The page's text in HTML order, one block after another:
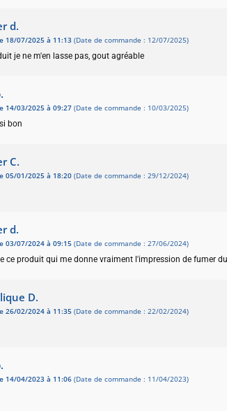
d.
18/07/2025 à 11:13 (Date de commande : 12/07/2025)
je ne m'en lasse pas, gout agréable
14/03/2025 à 09:27 (Date de commande : 10/03/2025)
bon
C.
05/01/2025 à 18:20 (Date de commande : 29/12/2024)
d.
03/07/2024 à 09:15 (Date de commande : 27/06/2024)
ce produit qui me donne vraiment l'impression de fumer
D.
26/02/2024 à 11:35 (Date de commande : 22/02/2024)
14/04/2023 à 11:06 (Date de commande : 11/04/2023)